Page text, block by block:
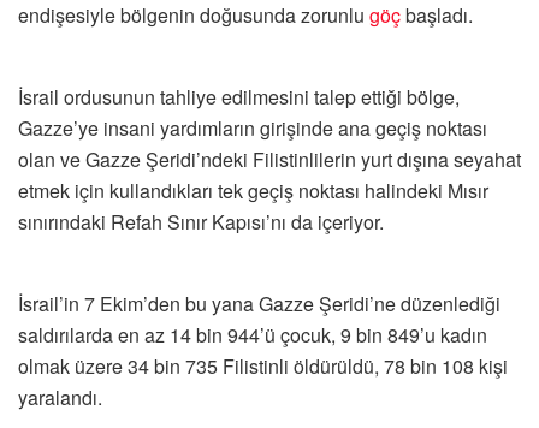
endişesiyle bölgenin doğusunda zorunlu göçbaşladı.
İsrail ordusunun tahliye edilmesini talep ettiği bölge,
Gazze’ye insani yardımların girişinde ana geçiş noktası
olan ve Gazze Şeridi’ndeki Filistinlilerin yurt dışına seyahat
etmek için kullandıkları tek geçiş noktası halindeki Mısır
sınırındaki Refah Sınır Kapısı’nı da içeriyor.
İsrail’in 7 Ekim’den bu yana Gazze Şeridi’ne düzenlediği
saldırılarda en az 14 bin 944’ü çocuk, 9 bin 849’u kadın
olmak üzere 34 bin 735 Filistinli öldürüldü, 78 bin 108 kişi
yaralandı.